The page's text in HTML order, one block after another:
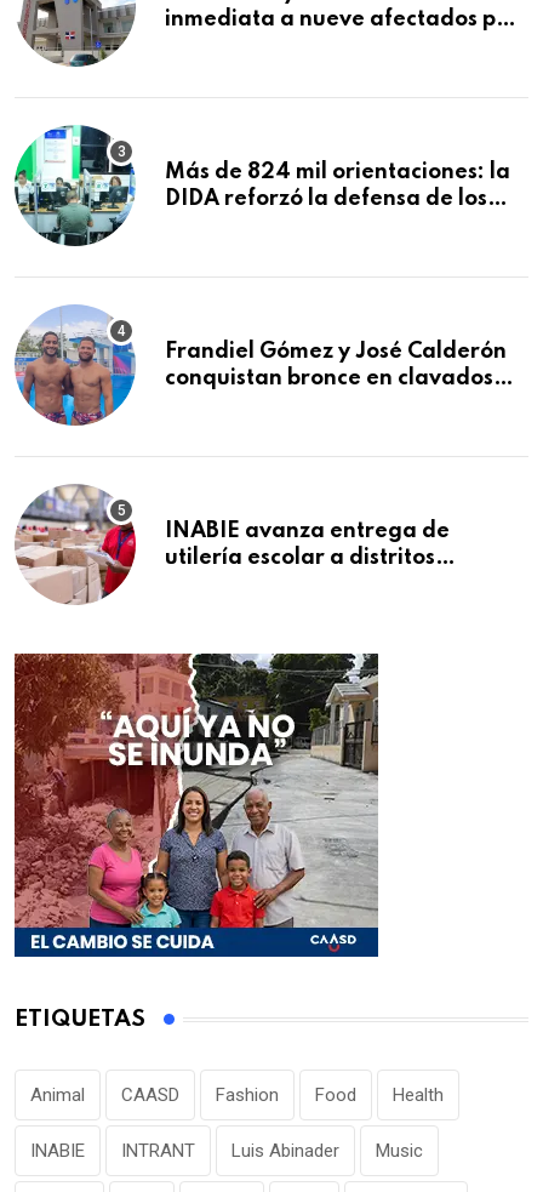
inmediata a nueve afectados por
Macorís
Más de 824 mil orientaciones: la
DIDA reforzó la defensa de los
Frandiel Gómez y José Calderón
conquistan bronce en clavados
INABIE avanza entrega de
utilería escolar a distritos
ETIQUETAS
Animal CAASD Fashion Food Health
INABIE INTRANT Luis Abinader Music